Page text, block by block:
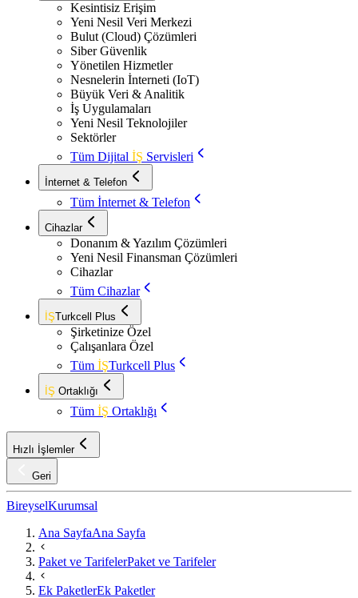
Kesintisiz Erişim
Yeni Nesil Veri Merkezi
Bulut (Cloud) Çözümleri
Siber Güvenlik
Yönetilen Hizmetler
Nesnelerin İnterneti (IoT)
Büyük Veri & Analitik
İş Uygulamaları
Yeni Nesil Teknolojiler
Sektörler
Tüm Dijital İŞ Servisleri
İnternet & Telefon
Tüm İnternet & Telefon
Cihazlar
Donanım & Yazılım Çözümleri
Yeni Nesil Finansman Çözümleri
Cihazlar
Tüm Cihazlar
İŞTurkcell Plus
Şirketinize Özel
Çalışanlara Özel
Tüm İŞTurkcell Plus
İŞ Ortaklığı
Tüm İŞ Ortaklığı
Hızlı İşlemler
Geri
BireyselKurumsal
Ana SayfaAna Sayfa
Paket ve TarifelerPaket ve Tarifeler
Ek PaketlerEk Paketler